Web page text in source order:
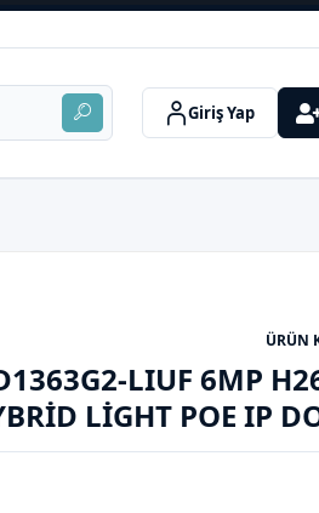
Giriş Yap
ÜRÜN
LIUF 6MP
LIGHT POE IP